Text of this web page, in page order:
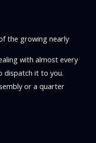
the growing nearly
with almost every
dispatch it to you.
or a quarter